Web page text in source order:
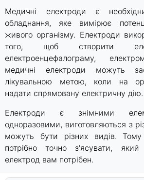
Медичні електроди є
обладнання, яке вимірює
живого організму. Електроди
того, щоб створити
електроенцефалограму,
медичні електроди можуть
лікувальною метою, коли на
надати спрямовану електричну дію.
Електроди є знімними
одноразовими, виготовляються з
можуть бути різних видів.
потрібно точно з'ясувати,
електрод вам потрібен.